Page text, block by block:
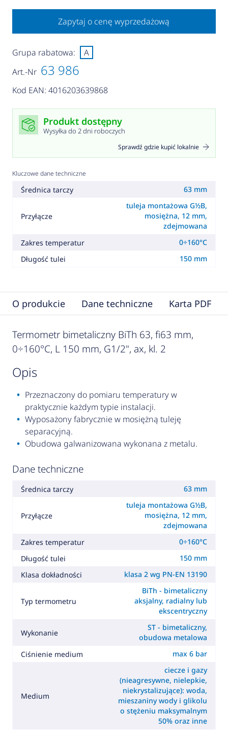
Zapytaj o cenę wyprzedażową
Art.-Nr 63 986
Kod EAN: 4016203639868
Grupa rabatowa: A
Produkt dostępny
Wysyłka do 2 dni roboczych
Sprawdź gdzie kupić lokalnie
Kluczowe dane techniczne
Średnica tarczy 63 mm
Przyłącze
tuleja montażowa G½B,
mosiężna, 12 mm,
zdejmowana
Zakres temperatur
0÷160°C
Długość tulei
150 mm
O produkcie Dane techniczne Karta PDF
Termometr bimetaliczny BiTh 63, fi63 mm,
0÷160°C, L 150 mm, G1/2", ax, kl. 2
opis
Przeznaczony do pomiaru temperatury w
praktycznie każdym typie instalacji.
Wyposażony fabrycznie w mosiężną tuleję
separacyjną.
Obudowa galwanizowana wykonana z metalu.
Dane techniczne
Średnica tarczy 63 mm
Przyłącze
tuleja montażowa G½B,
mosiężna, 12 mm,
zdejmowana
Zakres temperatur
0÷160°C
Długość tulei
150 mm
Klasa dokładności
klasa 2 wg PN-EN 13190
Typ termometru
BiTh - bimetaliczny
aksjalny, radialny lub
ekscentryczny
Wykonanie
ST - bimetaliczny,
obudowa metalowa
Ciśnienie medium
max 6 bar
Medium
ciecze i gazy
(nieagresywne, nielepkie,
niekrystalizujące): woda,
mieszaniny wody i glikolu
o stężeniu maksymalnym
50% oraz inne